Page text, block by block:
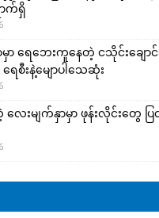
က်ရှိ
ာ ရေဘေးကူနေတဲ့ ငသိုင်းချော
စီးနဲ့မျောပါသေဆုံး
လေးမျက်နှာမှာ ဖုန်းလိုင်းတွေ ပ